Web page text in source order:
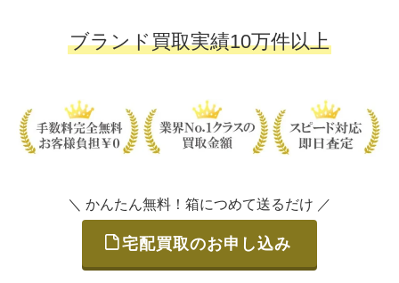
ブランド買取実績10万件以上
＼ かんたん無料！箱につめて送るだけ ／
宅配買取のお申し込み